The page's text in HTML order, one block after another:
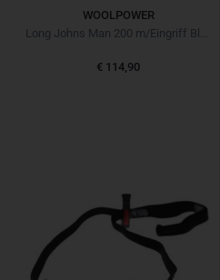
WOOLPOWER
€ 114,90